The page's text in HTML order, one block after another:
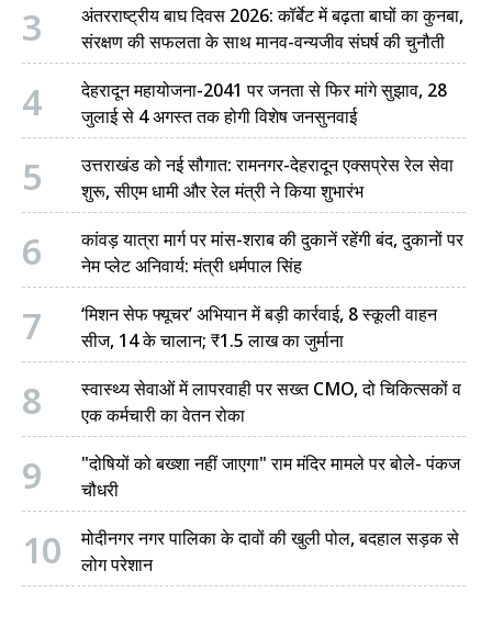
3
अंतरराष्ट्रीय बाघ दिवस 2026: कॉर्बेट में बढ़ता बाघों का कुनबा,
संरक्षण की सफलता के साथ मानव-वन्यजीव संघर्ष की चुनौती
4
देहरादून महायोजना-2041 पर जनता से फिर मांगे सुझाव, 28
जुलाई से 4 अगस्त तक होगी विशेष जनसुनवाई
5
उत्तराखंड को नई सौगात: रामनगर-देहरादून एक्सप्रेस रेल सेवा
शुरू, सीएम धामी और रेल मंत्री ने किया शुभारंभ
6
कांवड़ यात्रा मार्ग पर मांस-शराब की दुकानें रहेंगी बंद, दुकानों पर
नेम प्लेट अनिवार्य: मंत्री धर्मपाल सिंह
7
‘मिशन सेफ फ्यूचर’ अभियान में बड़ी कार्रवाई, 8 स्कूली वाहन
सीज, 14 के चालान; ₹1.5 लाख का जुर्माना
8
स्वास्थ्य सेवाओं में लापरवाही पर सख्त CMO, दो चिकित्सकों व
एक कर्मचारी का वेतन रोका
9
"दोषियों को बख्शा नहीं जाएगा" राम मंदिर मामले पर बोले- पंकज
चौधरी
10
मोदीनगर नगर पालिका के दावों की खुली पोल, बदहाल सड़क से
लोग परेशान